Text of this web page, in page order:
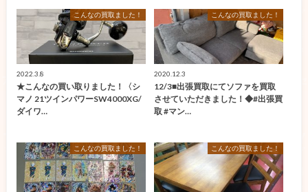
こんなの買取ました！
2022.3.8
★こんなの買い取りました！〈シ
マノ 21ツインパワーSW4000XG/
ダイワ…
こんなの買取ました！
2020.12.3
12/3■出張買取にてソファを買取
させていただきました！◆#出張買
取 #マン…
こんなの買取ました！ こんなの買取ました！